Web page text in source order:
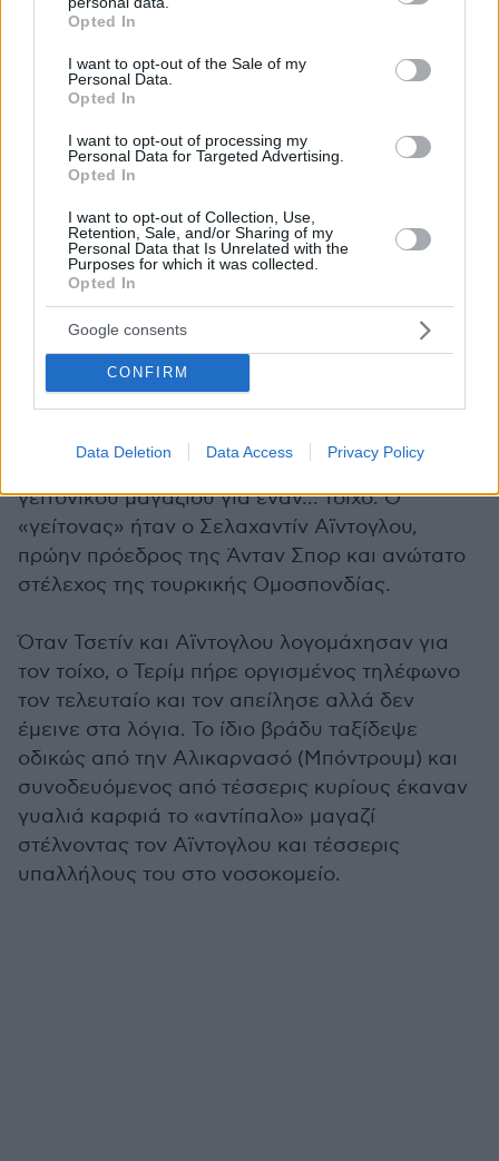
grant or deny consent to Google and its third-party tags to
use your data for below specified purposes in below Google
consent section.
Opted In
I want to opt-out of the Sale of my
Personal Data.
Opted In
I want to opt-out of processing my
Personal Data for Targeted Advertising.
Opted In
I want to opt-out of Collection, Use,
Retention, Sale, and/or Sharing of my
Personal Data that Is Unrelated with the
Purposes for which it was collected.
Opted In
Google consents
CONFIRM
Data Deletion Data Access Privacy Policy
τελική φάση Euro (1996).
Το 2005 επέστρεψε αλλά αποκλείστηκε από το
Μουντιάλ της Γερμανίας, ωστόσο το 2008 την
πρωταθλήματος για να παραιτηθεί το 2009.
Ο απίστευτος καβγάς και το αντίο
Τέσσερα χρόνια αργότερα (2013) γύρισε ξανά
για να λύσει τη συνεργασία του το 2017 όταν
πρωταγωνίστησε σε έναν απίστευτο καβγά στο
τουριστικό θέρετρο Αλάτσατα στην περιοχή της
Σμύρνης.
Ο γαμπρός του, Αχμέτ Μπαράν Τσετίν, ήταν
ιδιοκτήτης ενός εστιατορίου και είχε μία
γειτονικού μαγαζιού για έναν... τοίχο. Ο
«γείτονας» ήταν ο Σελαχαντίν Αϊντογλου,
πρώην πρόεδρος της Άνταν Σπορ και ανώτατο
στέλεχος της τουρκικής Ομοσπονδίας.
Όταν Τσετίν και Αϊντογλου λογομάχησαν για
τον τοίχο, ο Τερίμ πήρε οργισμένος τηλέφωνο
τον τελευταίο και τον απείλησε αλλά δεν
έμεινε στα λόγια. Το ίδιο βράδυ ταξίδεψε
οδικώς από την Αλικαρνασό (Μπόντρουμ) και
συνοδευόμενος από τέσσερις κυρίους έκαναν
γυαλιά καρφιά το «αντίπαλο» μαγαζί
στέλνοντας τον Αϊντογλου και τέσσερις
υπαλλήλους του στο νοσοκομείο.